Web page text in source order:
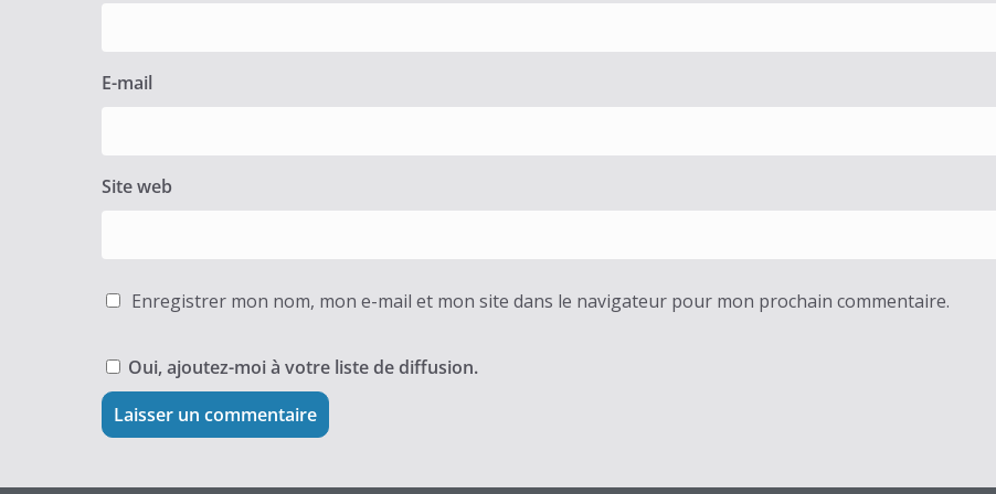
E-mail
Site web
Enregistrer mon nom, mon e-mail et mon site dans le navigateur pour mon prochain commentaire.
Oui, ajoutez-moi à votre liste de diffusion.